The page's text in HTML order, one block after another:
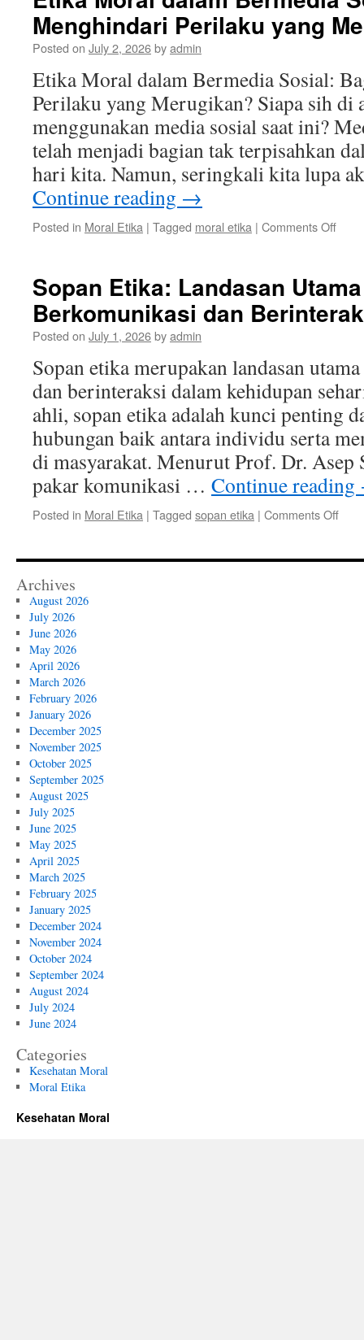
Menghindari Perilaku yang
Posted on July 2, 2026byadmin
Etika Moral dalam Bermedia Sosial:
Perilaku yang Merugikan? Siapa sih di
menggunakan media sosial saat ini?
telah menjadi bagian tak terpisahkan
hari kita. Namun, seringkali kita lupa
Continue reading →
Posted in Moral Etika | Tagged moral etika | Comments Offon
yang
Sopan Etika: Landasan
Berkomunikasi dan
Posted on July 1, 2026byadmin
Sopan etika merupakan landasan
dan berinteraksi dalam kehidupan
ahli, sopan etika adalah kunci penting
hubungan baik antara individu serta
di masyarakat. Menurut Prof. Dr. Asep
pakar komunikasi … Continue reading
Posted in Moral Etika | Tagged sopan etika | Comments Offon
Archives
August 2026
July 2026
June 2026
May 2026
April 2026
March 2026
February 2026
January 2026
December 2025
November 2025
October 2025
September 2025
August 2025
July 2025
June 2025
May 2025
April 2025
March 2025
February 2025
January 2025
December 2024
November 2024
October 2024
September 2024
August 2024
July 2024
June 2024
Categories
Kesehatan Moral
Moral Etika
Kesehatan Moral